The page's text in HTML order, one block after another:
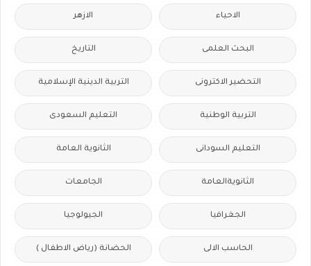
الاحياء الازهر
البحث العلمى التاريخ
التحضير الاكترونى التربية الدينية الإسلامية
التربية الوطنية التعليم السعودى
التعليم السودانى الثانوية العامة
الثانويةالعامة الجامعات
الجغرافيا الجيولوجيا
الحاسب الالى الحضانة (رياض الاطفال )